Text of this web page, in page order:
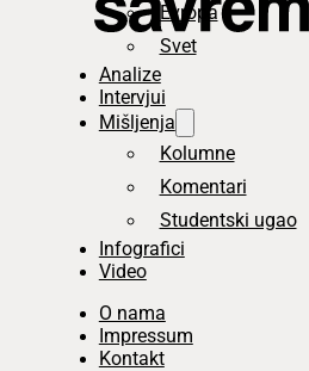
Evropa
Svet
Analize
Intervjui
Mišljenja
Kolumne
Komentari
Studentski ugao
Infografici
Video
O nama
Impressum
Kontakt